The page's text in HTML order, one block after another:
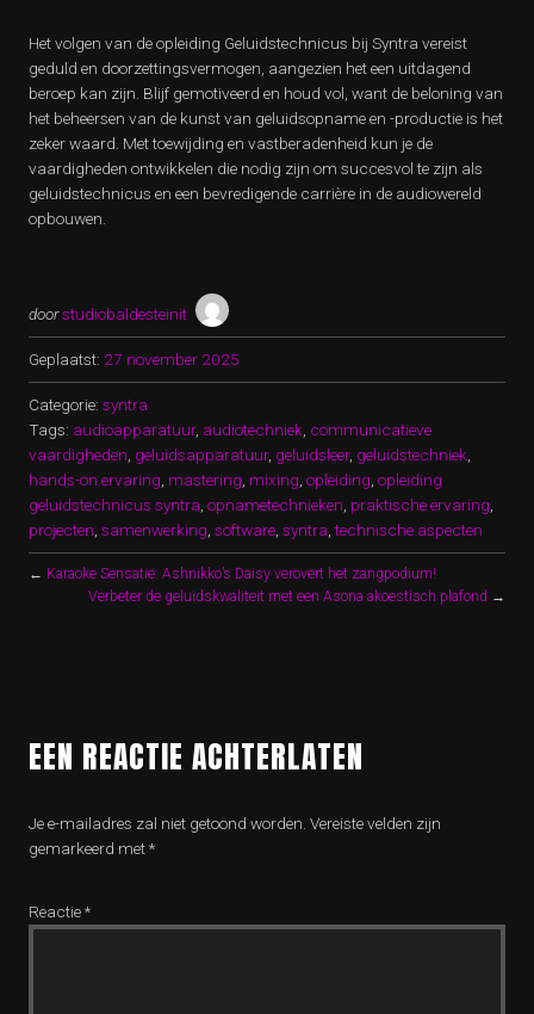
Het volgen van de opleiding Geluidstechnicus bij Syntra vereist
geduld en doorzettingsvermogen, aangezien het een uitdagend
beroep kan zijn. Blijf gemotiveerd en houd vol, want de beloning van
het beheersen van de kunst van geluidsopname en -productie is het
zeker waard. Met toewijding en vastberadenheid kun je de
vaardigheden ontwikkelen die nodig zijn om succesvol te zijn als
geluidstechnicus en een bevredigende carrière in de audiowereld
opbouwen.
doorstudiobaldesteinit
Geplaatst: 27 november 2025
Categorie: syntra
Tags: audioapparatuur, audiotechniek communicatieve
vaardigheden geluidsapparatuur, geluidsleer, geluidstechniek
hands-on ervaring mastering mixing opleiding opleiding
geluidstechnicus syntra opnametechnieken praktische ervaring
projecten samenwerking software syntra ,technische aspecten
← Karaoke Sensatie: Ashnikko’s Daisy verovert het zangpodium!
Verbeter de geluidskwaliteit met een Asona akoestisch plafond →
EEN REACTIE ACHTERLATEN
Je e-mailadres zal niet getoond worden. Vereiste velden zijn
gemarkeerd met*
Reactie*